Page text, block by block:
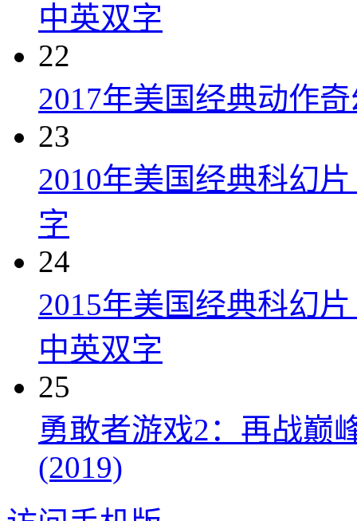
中英双字
22
2017年美国经典动作
23
2010年美国经典科幻
字
24
2015年美国经典科幻
中英双字
25
勇敢者游戏2：再战巅
(2019)